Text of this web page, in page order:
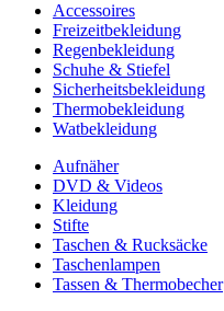
Accessoires
Freizeitbekleidung
Regenbekleidung
Schuhe & Stiefel
Sicherheitsbekleidung
Thermobekleidung
Watbekleidung
Aufnäher
DVD & Videos
Kleidung
Stifte
Taschen & Rucksäcke
Taschenlampen
Tassen & Thermobecher